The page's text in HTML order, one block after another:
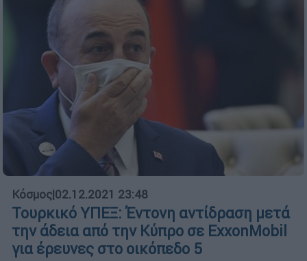
Κόσμος|02.12.2021 23:48
Τουρκικό ΥΠΕΞ: Έντονη αντίδραση μετά
την άδεια από την Κύπρο σε ExxonMobil
για έρευνες στο οικόπεδο 5